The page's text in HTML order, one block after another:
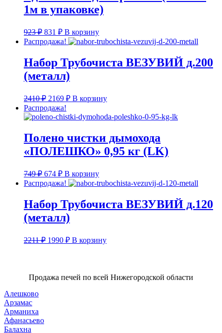
1м в упаковке)
923₽ Первоначальная
цена
составляла
923 ₽.
831 ₽Текущая
цена:
В корзину
Распродажа!
Набор Трубочиста ВЕЗУВИЙ д.200
(металл)
2410₽ Первоначальная
цена
составляла
2169 ₽Текущая
цена:
2169 ₽.
В корзину
Распродажа!
Полено чистки дымохода
«ПОЛЕШКО» 0,95 кг (LK)
749₽ Первоначальная
цена
составляла
749 ₽.
674 ₽Текущая
цена:
В корзину
Распродажа!
Набор Трубочиста ВЕЗУВИЙ д.120
(металл)
2211₽ Первоначальная
1990 ₽Текущая
цена:
В корзину
Продажа печей по всей Нижегородской области
Алешково
Арзамас
Арманиха
Афанасьево
Балахна